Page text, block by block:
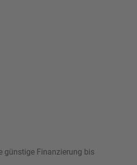
günstige Finanzierung bis